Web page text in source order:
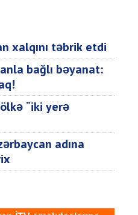
xalqını təbrik etdi
bağlı bəyanat:
“iki yerə
adına